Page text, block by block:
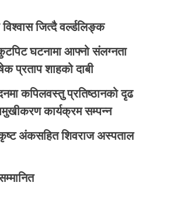
जित्दै वर्ल्डलिङ्क
घटनामा आफ्नो संलग्नता
प्रताप शाहको दाबी
कपिलवस्तु प्रतिष्ठानको दृढ
कार्यक्रम सम्पन्न
अंकसहित शिवराज अस्पताल